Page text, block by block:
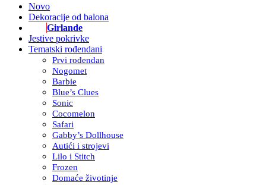
Novo
Dekoracije od balona
Girlande
Jestive pokrivke
Tematski rođendani
Prvi rođendan
Nogomet
Barbie
Blue’s Clues
Sonic
Cocomelon
Safari
Gabby’s Dollhouse
Autići i strojevi
Lilo i Stitch
Frozen
Domaće životinje